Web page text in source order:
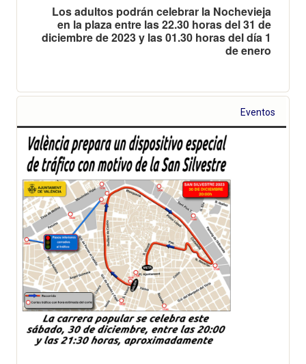
Los adultos podrán celebrar la Nochevieja
en la plaza entre las 22.30 horas del 31 de
diciembre de 2023 y las 01.30 horas del día 1
de enero
Eventos